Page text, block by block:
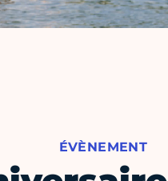
ÉVÈNEMENT